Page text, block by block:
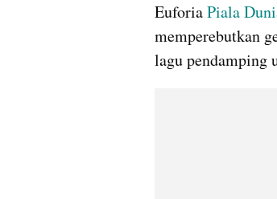
Euforia Piala
memperebutkan
lagu pendamping